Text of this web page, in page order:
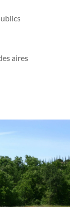
aires